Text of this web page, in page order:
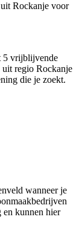
Rockanje voor
5 vrijblijvende
uit regio Rockanje
die je zoekt.
wanneer je
kunnen hier